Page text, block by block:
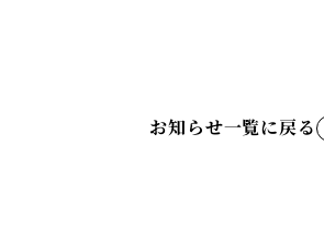
お知らせ一覧に戻る